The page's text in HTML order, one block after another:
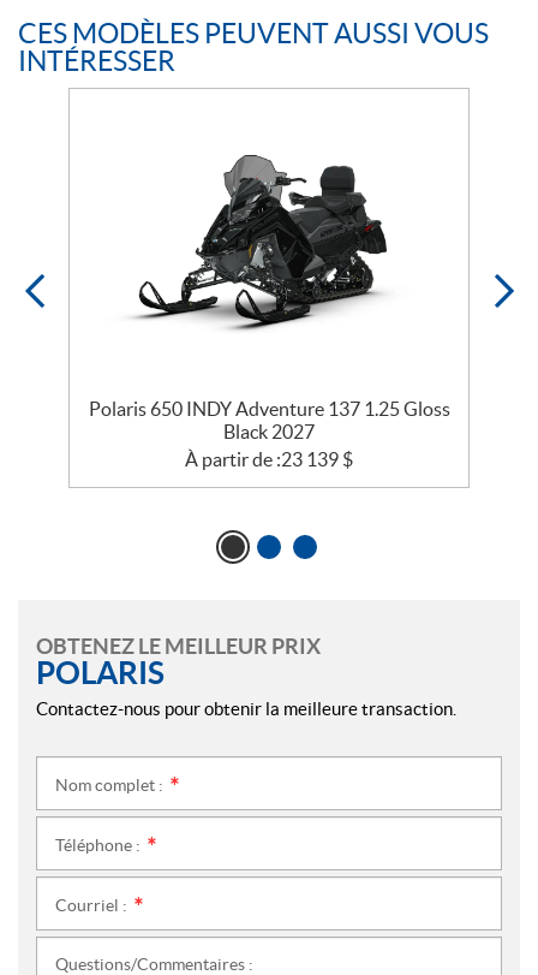
CES MODÈLES PEUVENT AUSSI VOUS
INTÉRESSER
Polaris 650 INDY Adventure 137 1.25 Gloss
Black 2027
À partir de :23 139 $
OBTENEZ LE MEILLEUR PRIX
POLARIS
Contactez-nous pour obtenir la meilleure transaction.
Nom complet :
Téléphone :
Courriel :
Questions/Commentaires :